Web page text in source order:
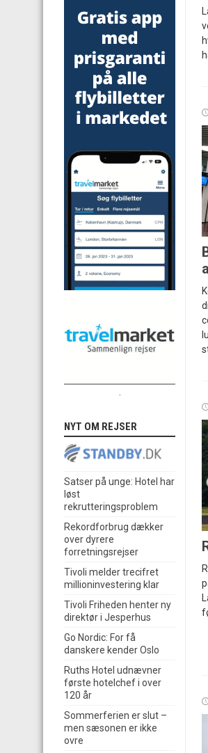
NYT OM REJSER
Satser på unge: Hotel har
løst
rekrutteringsproblem
Rekordforbrug dækker
over dyrere
forretningsrejser
Tivoli melder trecifret
millioninvestering klar
Tivoli Friheden henter ny
direktør i Jesperhus
Go Nordic: For få
danskere kender Oslo
Ruths Hotel udnævner
første hotelchef i over
120 år
Sommerferien er slut –
men sæsonen er ikke
ovre